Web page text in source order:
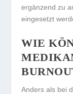
ergänzend zu
eingesetzt
WIE
Anders als bei